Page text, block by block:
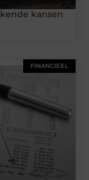
kansen
FINANCIEEL